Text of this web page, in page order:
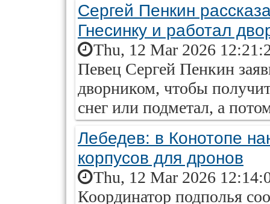
Сергей Пенкин
Гнесинку и работал
Thu, 12 Mar 2026
Певец Сергей Пенкин
дворником, чтобы
снег или подметал, а
Лебедев: в Конотопе
корпусов для дронов
Thu, 12 Mar 2026
Координатор подполья